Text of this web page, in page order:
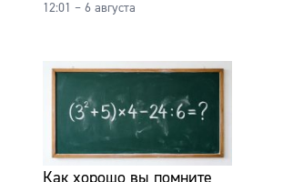
12:01 – 6 августа